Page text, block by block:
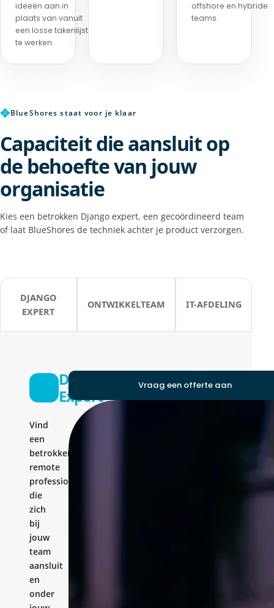
ideeën aan in
plaats van vanuit
een losse takenlijst
te werken.
offshore en hybride
teams.
✥BlueShores staat voor je klaar
Capaciteit die aansluit op
de behoefte van jouw
organisatie
Kies een betrokken Django expert, een gecoördineerd team
of laat BlueShores de techniek achter je product verzorgen.
DJANGO
EXPERT
ONTWIKKELTEAM IT-AFDELING
Django
Expert
Vind
een
betrokken
remote
professional
die
zich
bij
jouw
team
aansluit
en
onder
Vraag een offerte aan